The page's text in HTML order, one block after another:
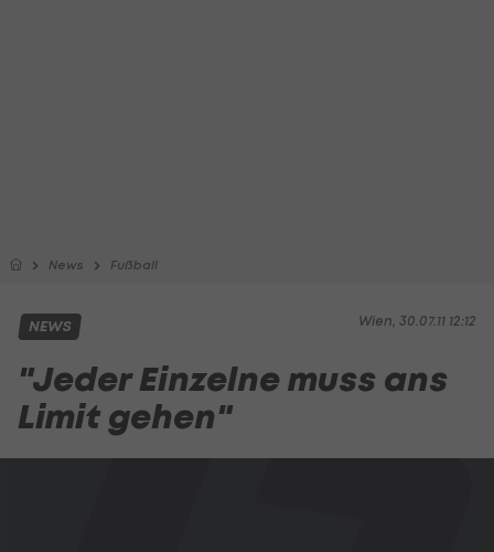
News Fußball
Wien, 30.07.11 12:12
NEWS
"Jeder Einzelne muss ans
Limit gehen"